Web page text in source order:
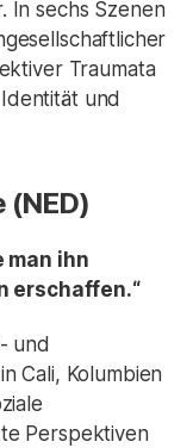
In sechs Szenen
Traumata
und
(NED)
man ihn
erschaffen.“
und
in Cali, Kolumbien
Perspektiven